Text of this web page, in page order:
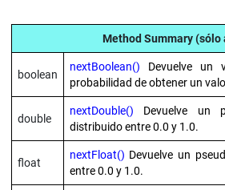
Method Summary
boolean
nextBoolean()
Devuelve un
probabilidad de obtener un
double
nextDouble()
Devuelve un
distribuido entre 0.0 y 1.0.
float
nextFloat() Devuelve un
entre 0.0 y 1.0.